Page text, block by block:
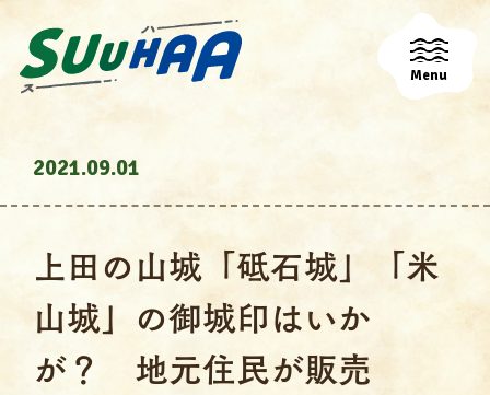
Menu
2021.09.01
上田の山城「砥石城」「米
山城」の御城印はいか
が？ 地元住民が販売